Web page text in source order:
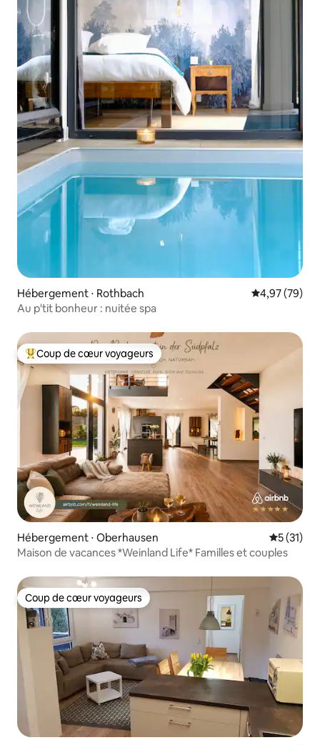
Hébergement ⋅ Rothbach Évaluation
4,97 (79)
Au p'tit bonheur : nuitée spa
Coups de cœur voyageurs les plus appréciés
Coup de cœur voyageurs
Hébergement ⋅ Oberhausen
5 (31)
Maison de vacances *Weinland Life* Familles et couples
Coup de cœur voyageurs
Coup de cœur voyageurs